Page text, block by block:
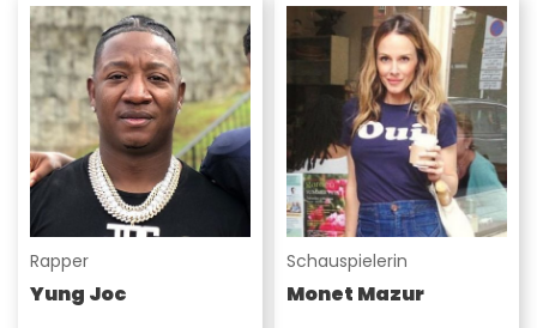
Rapper
Yung Joc
Schauspielerin
Monet Mazur